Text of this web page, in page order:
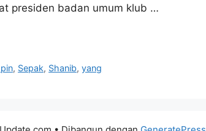
presiden badan umum klub …
, Sepak, Shanib,yang